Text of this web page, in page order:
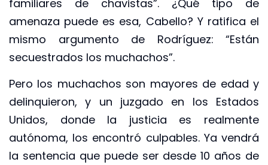
familiares de chavistas”. ¿Qué tipo de
amenaza puede es esa, Cabello? Y ratifica el
mismo argumento de Rodríguez: “Están
secuestrados los muchachos”.
Pero los muchachos son mayores de edad y
delinquieron, y un juzgado en los Estados
Unidos, donde la justicia es realmente
autónoma, los encontró culpables. Ya vendrá
la sentencia que puede ser desde 10 años de